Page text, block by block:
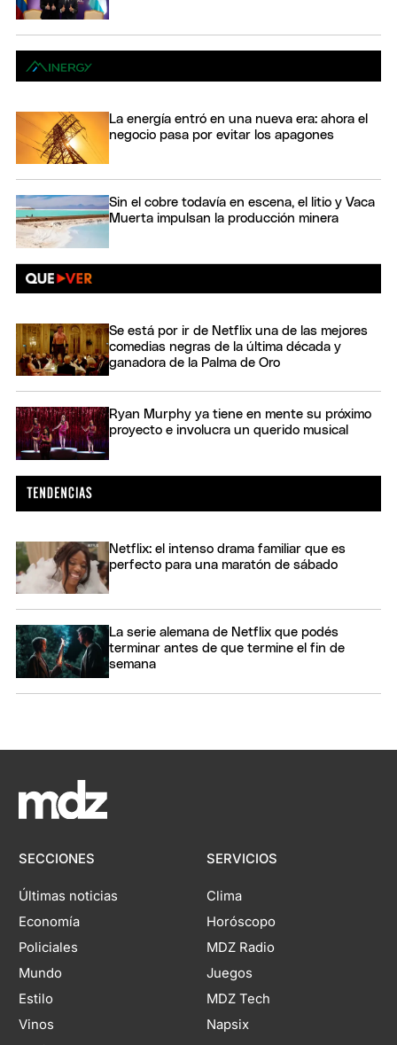
La energía entró en una nueva era: ahora el
negocio pasa por evitar los apagones
Sin el cobre todavía en escena, el litio y Vaca
Muerta impulsan la producción minera
Se está por ir de Netflix una de las mejores
comedias negras de la última década y
ganadora de la Palma de Oro
Ryan Murphy ya tiene en mente su próximo
proyecto e involucra un querido musical
Netflix: el intenso drama familiar que es
perfecto para una maratón de sábado
La serie alemana de Netflix que podés
terminar antes de que termine el fin de
semana
SECCIONES
Últimas noticias
Economía
Policiales
Mundo
Estilo
Vinos
SERVICIOS
Clima
Horóscopo
MDZ Radio
Juegos
MDZ Tech
Napsix